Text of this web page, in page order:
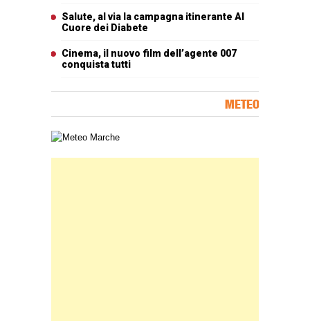
Salute, al via la campagna itinerante Al
Cuore dei Diabete
Cinema, il nuovo film dell’agente 007
conquista tutti
METEO
Carta meteorologica delle Marche